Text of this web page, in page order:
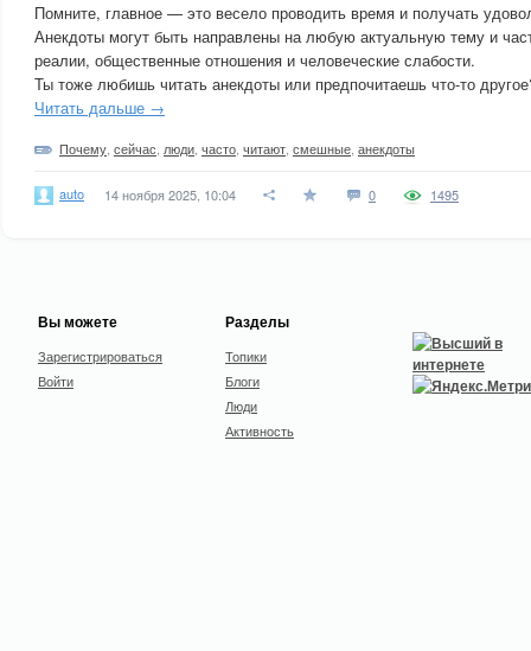
Помните, главное — это весело проводить время и получать
Анекдоты могут быть направлены на любую актуальную тему и
реалии, общественные отношения и человеческие слабости.
Ты тоже любишь читать анекдоты или предпочитаешь что-то
Читать дальше →
Почему сейчас люди часто читают смешные анекдоты
auto 14 ноября 2025, 10:04 0 1495
Вы можете
Зарегистрироваться
Войти
Разделы
Топики
Блоги
Люди
Активность